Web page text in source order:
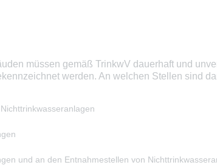
müssen gemäß TrinkwV dauerhaft und
werden. An welchen Stellen sind
und an den Entnahmestellen von